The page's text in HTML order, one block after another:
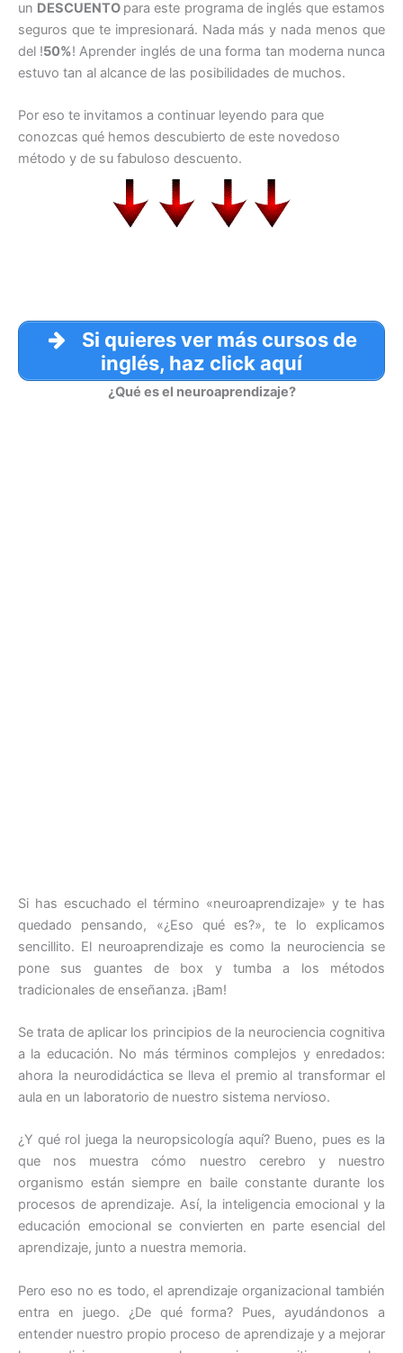
un DESCUENTO para este programa de inglés que estamos
seguros que te impresionará. Nada más y nada menos que
del !50%! Aprender inglés de una forma tan moderna nunca
estuvo tan al alcance de las posibilidades de muchos.
Por eso te invitamos a continuar leyendo para que
conozcas qué hemos descubierto de este novedoso
método y de su fabuloso descuento.
Si quieres ver más cursos de
inglés, haz click aquí
¿Qué es el neuroaprendizaje?
Si has escuchado el término «neuroaprendizaje» y te has
quedado pensando, «¿Eso qué es?», te lo explicamos
sencillito. El neuroaprendizaje es como la neurociencia se
pone sus guantes de box y tumba a los métodos
tradicionales de enseñanza. ¡Bam!
Se trata de aplicar los principios de la neurociencia cognitiva
a la educación. No más términos complejos y enredados:
ahora la neurodidáctica se lleva el premio al transformar el
aula en un laboratorio de nuestro sistema nervioso.
¿Y qué rol juega la neuropsicología aquí? Bueno, pues es la
que nos muestra cómo nuestro cerebro y nuestro
organismo están siempre en baile constante durante los
procesos de aprendizaje. Así, la inteligencia emocional y la
educación emocional se convierten en parte esencial del
aprendizaje, junto a nuestra memoria.
Pero eso no es todo, el aprendizaje organizacional también
entra en juego. ¿De qué forma? Pues, ayudándonos a
entender nuestro propio proceso de aprendizaje y a mejorar